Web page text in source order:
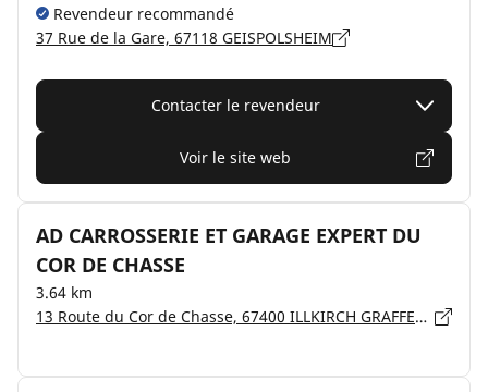
Revendeur recommandé
37 Rue de la Gare, 67118 GEISPOLSHEIM
Contacter le revendeur
Voir le site web
AD CARROSSERIE ET GARAGE EXPERT DU
COR DE CHASSE
3.64 km
13 Route du Cor de Chasse, 67400 ILLKIRCH GRAFFENSTADEN